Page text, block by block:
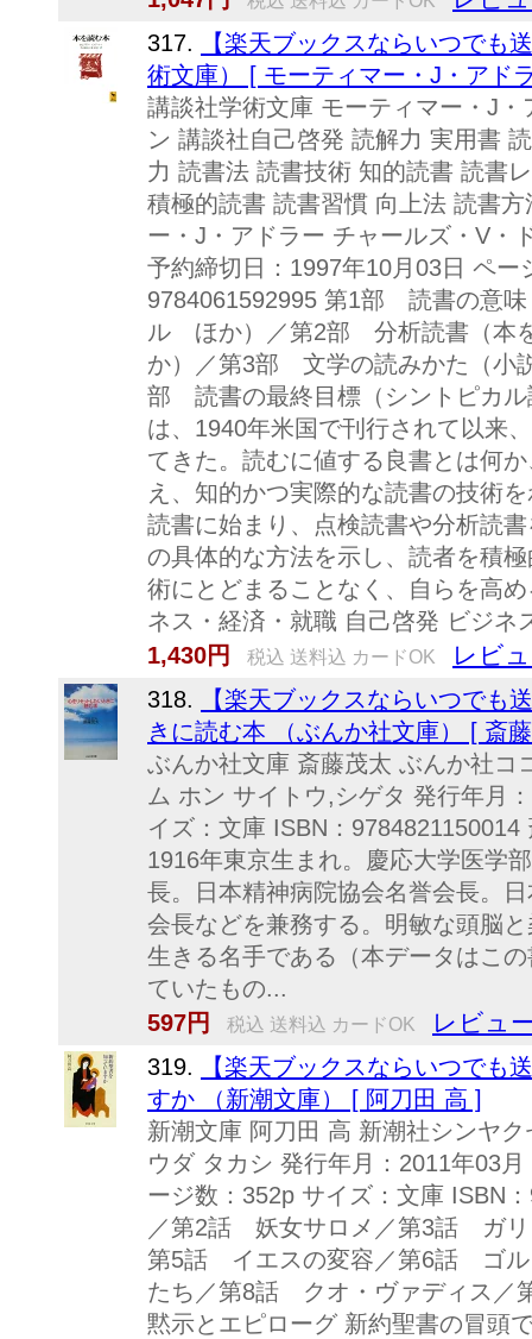
317.
【楽天ブックスならいつでも
術文庫） [ モーティマー・J・アド
講談社学術文庫 モーティマー・J
ン 講談社自己啓発 読解力 実用書
力 読書法 読書技術 知的読書 読書
積極的読書 読書習慣 向上法 読書
ー・J・アドラー チャールズ・V・
予約締切日：1997年10月03日 ペ
9784061592995 第1部 読書の意
ル ほか）／第2部 分析読書（本
か）／第3部 文学の読みかた（小
部 読書の最終目標（シントピカル
は、1940年米国で刊行されて以来
てきた。読むに値する良書とは何
え、知的かつ実際的な読書の技術
読書に始まり、点検読書や分析読
の具体的な方法を示し、読者を積
術にとどまることなく、自らを高
ネス・経済・就職 自己啓発 ビジネ
1,430円
税込 送料込 カードOK レビ
318.
【楽天ブックスならいつでも
きに読む本 （ぶんか社文庫） [ 斎
ぶんか社文庫 斎藤茂太 ぶんか社コ
ム ホン サイトウ,シゲタ 発行年月
イズ：文庫 ISBN：
1916年東京生まれ。慶応大学医学
長。日本精神病院協会名誉会長。
会長などを兼務する。明敏な頭脳
生きる名手である（本データはこ
ていたもの...
597円
税込 送料込 カードOK レビュ
319.
【楽天ブックスならいつでも
すか （新潮文庫） [ 阿刀田 高 ]
新潮文庫 阿刀田 高 新潮社シンヤ
ウダ タカシ 発行年月：2011年03
ージ数：352p サイズ：文庫 ISBN
／第2話 妖女サロメ／第3話 ガ
第5話 イエスの変容／第6話 ゴ
たち／第8話 クオ・ヴァディス
黙示とエピローグ 新約聖書の冒頭